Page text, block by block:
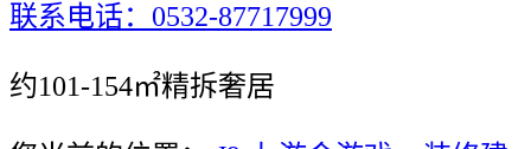
联系电话：0532-87717999
约101-154㎡精拆奢居